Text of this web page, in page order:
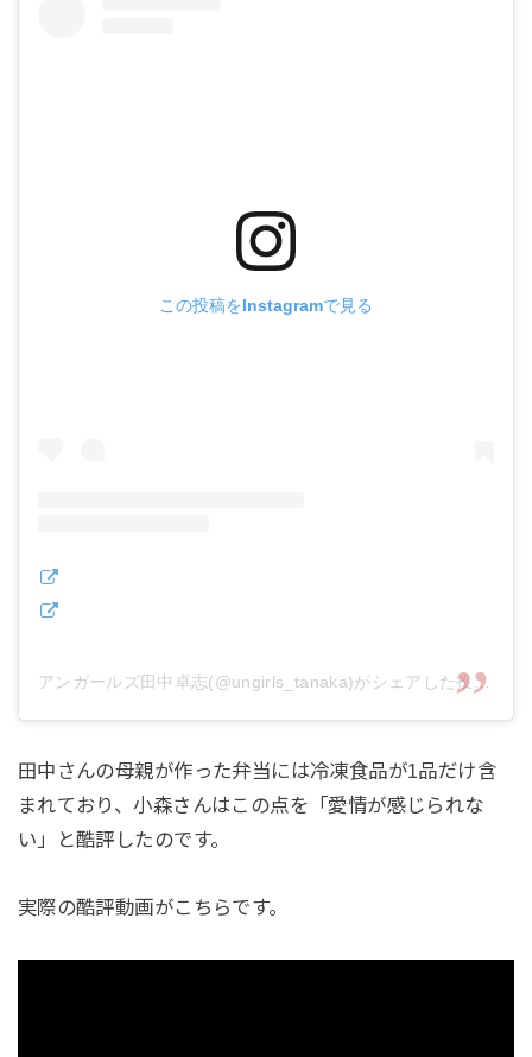
この投稿をInstagramで見る
アンガールズ田中卓志(@ungirls_tanaka)がシェアした投稿
田中さんの母親が作った弁当には冷凍食品が1品だけ含
まれており、小森さんはこの点を「愛情が感じられな
い」と酷評したのです。
実際の酷評動画がこちらです。